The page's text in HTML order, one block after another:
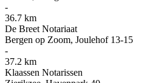
-
36.7 km
De Breet Notariaat
Bergen op Zoom, Joulehof 13-15
-
37.2 km
Klaassen Notarissen